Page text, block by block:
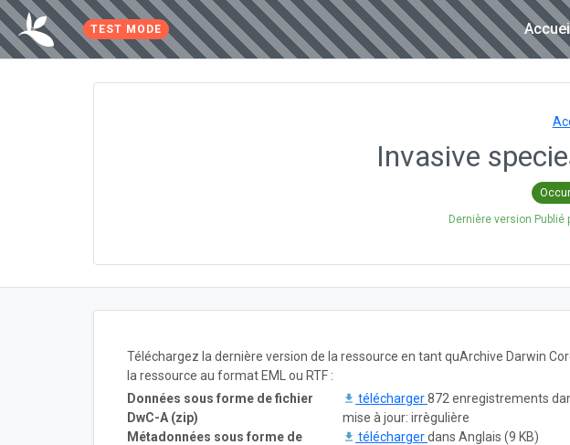
TEST MODE
Invasive
Dernière version Publié
Téléchargez la dernière version de la ressource en tant quArchive Darwin
la ressource au format EML ou RTF :
Données sous forme de fichier
DwC-A (zip)
télécharger872 enregistrements
mise à jour: irrègulière
Métadonnées sous forme de
téléchargerdans Anglais (9 KB)